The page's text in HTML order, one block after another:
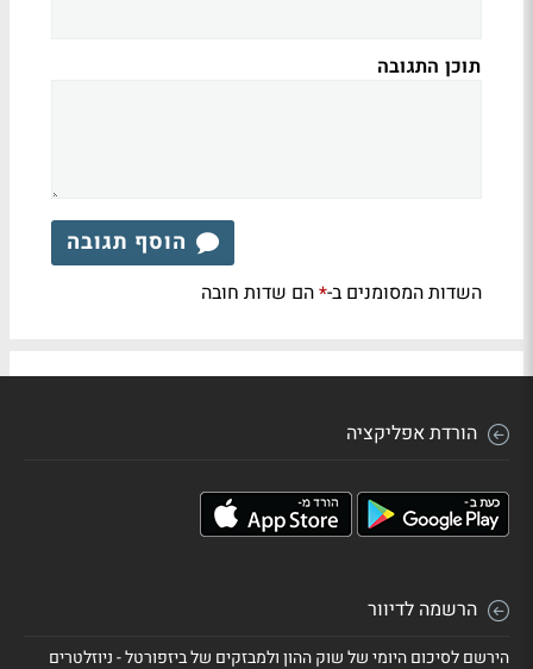
תוכן התגובה
הוסף תגובה
השדות המסומנים ב-*הם שדות חובה
הורדת אפליקציה
הרשמה לדיוור
הירשם לסיכום היומי של שוק ההון ולמבזקים של ביזפורטל - ניוזלטרים